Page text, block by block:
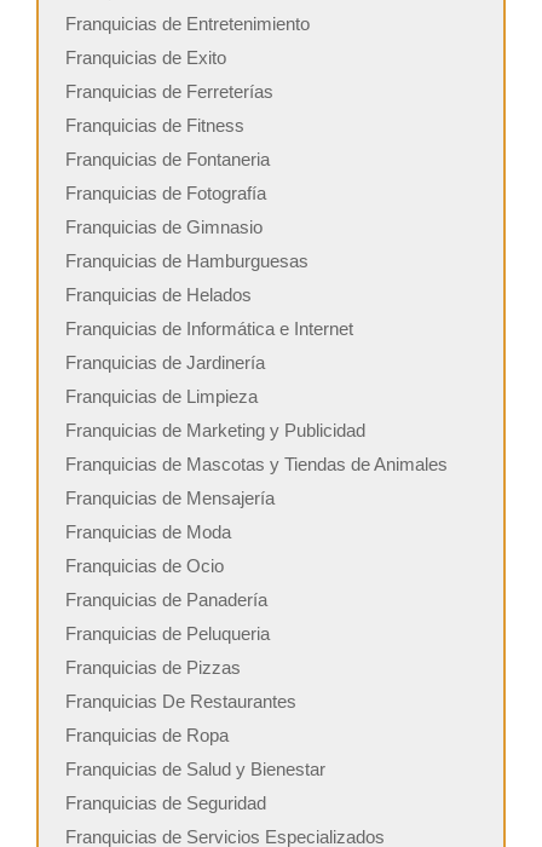
Franquicias de Entretenimiento
Franquicias de Exito
Franquicias de Ferreterías
Franquicias de Fitness
Franquicias de Fontaneria
Franquicias de Fotografía
Franquicias de Gimnasio
Franquicias de Hamburguesas
Franquicias de Helados
Franquicias de Informática e Internet
Franquicias de Jardinería
Franquicias de Limpieza
Franquicias de Marketing y Publicidad
Franquicias de Mascotas y Tiendas de Animales
Franquicias de Mensajería
Franquicias de Moda
Franquicias de Ocio
Franquicias de Panadería
Franquicias de Peluqueria
Franquicias de Pizzas
Franquicias De Restaurantes
Franquicias de Ropa
Franquicias de Salud y Bienestar
Franquicias de Seguridad
Franquicias de Servicios Especializados